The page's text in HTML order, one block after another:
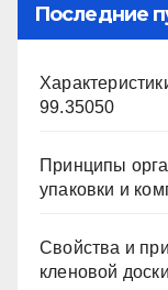
Последние
99.35050
Принципы
упаковки и
Свойства и
кленовой